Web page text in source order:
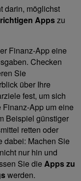
darin, möglichst
Appszu
Finanz-App eine
Checken
Sie
über Ihre
fest, um sich
App um eine
Beispiel günstiger
retten oder
dabei: Machen Sie
nur hin und
Sie die Apps zu
werden.